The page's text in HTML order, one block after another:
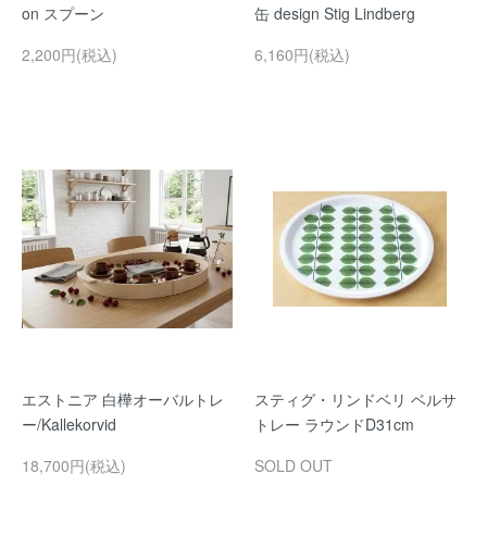
on スプーン
2,200円(税込)
缶 design Stig Lindberg
6,160円(税込)
エストニア 白樺オーバルトレ
ー/Kallekorvid
18,700円(税込)
スティグ・リンドベリ ベルサ
トレー ラウンドD31cm
SOLD OUT